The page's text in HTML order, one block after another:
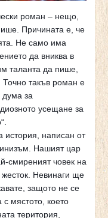
роман – нещо,
Причината е, че
Не само има
да вниква в
таланта да пише,
Точно такъв роман е
дума за
усещане за
история, написан от
Нашият цар
смиреният човек на
жесток. Невинаги ще
защото не се
мястото, което
територия,